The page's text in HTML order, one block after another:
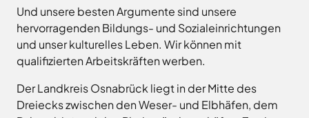
Und unsere besten Argumente sind unsere
hervorragenden Bildungs- und Sozialeinrichtungen
und unser kulturelles Leben. Wir können mit
qualifizierten Arbeitskräften werben.
Der Landkreis Osnabrück liegt in der Mitte des
Dreiecks zwischen den Weser- und Elbhäfen, dem
–
Entwicklungsgesellschaft
Planungsgesellschaft
Nahverkehr
Osnabrück
Stiftung
Lauter
(nur
Zulassungsstelle!)
Außenstellen
der
Kreisverwaltung
Bad
Laer
Bad
Rothenfelde
Belm
Bersenbrück
Bissendorf